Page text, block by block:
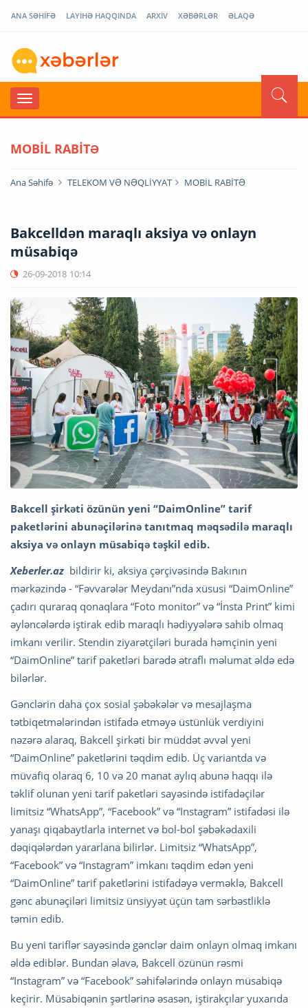
ANA SƏHİFƏ LAYİHƏ HAQQINDA ARXİV XƏBƏRLƏR ƏLAQƏ
MOBİL RABİTƏ
Ana Səhifə TELEKOM VƏ NƏQLİYYAT MOBİL RABİTƏ
Bakcelldən maraqlı aksiya və onlayn
müsabiqə
26-09-2018 10:14
Bakcell şirkəti özünün yeni “DaimOnline” tarif
paketlərini abunəçilərinə tanıtmaq məqsədilə maraqlı
aksiya və onlayn müsabiqə təşkil edib.
Xeberler.az bildirir ki, aksiya çərçivəsində Bakının
mərkəzində - “Fəvvarələr Meydanı”nda xüsusi “DaimOnline”
çadırı quraraq qonaqlara “Foto monitor” və “İnsta Print” kimi
əyləncələrdə iştirak edib maraqlı hədiyyələrə sahib olmaq
imkanı verilir. Stendin ziyarətçiləri burada həmçinin yeni
“DaimOnline” tarif paketləri barədə ətraflı məlumat əldə edə
bilərlər.
Gənclərin daha çox sosial şəbəkələr və mesajlaşma
tətbiqetmələrindən istifadə etməyə üstünlük verdiyini
nəzərə alaraq, Bakcell şirkəti bir müddət əvvəl yeni
“DaimOnline” paketlərini təqdim edib. Üç variantda və
müvafiq olaraq 6, 10 və 20 manat aylıq abunə haqqı ilə
təklif olunan yeni tarif paketləri sayəsində istifadəçilər
limitsiz “WhatsApp”, “Facebook” və “Instagram” istifadəsi ilə
yanaşı qiqabaytlarla internet və bol-bol şəbəkədaxili
dəqiqələrdən yararlana bilirlər. Limitsiz “WhatsApp”,
“Facebook” və “Instagram” imkanı təqdim edən yeni
“DaimOnline” tarif paketlərini istifadəyə verməklə, Bakcell
gənc abunəçiləri limitsiz ünsiyyət üçün tam sərbəstliklə
təmin edib.
Bu yeni tariflər sayəsində gənclər daim onlayn olmaq imkanı
əldə ediblər. Bundan əlavə, Bakcell özünün rəsmi
“Instagram” və “Facebook” səhifələrində onlayn müsabiqə
keçirir. Müsabiqənin şərtlərinə əsasən, iştirakçılar yuxarıda